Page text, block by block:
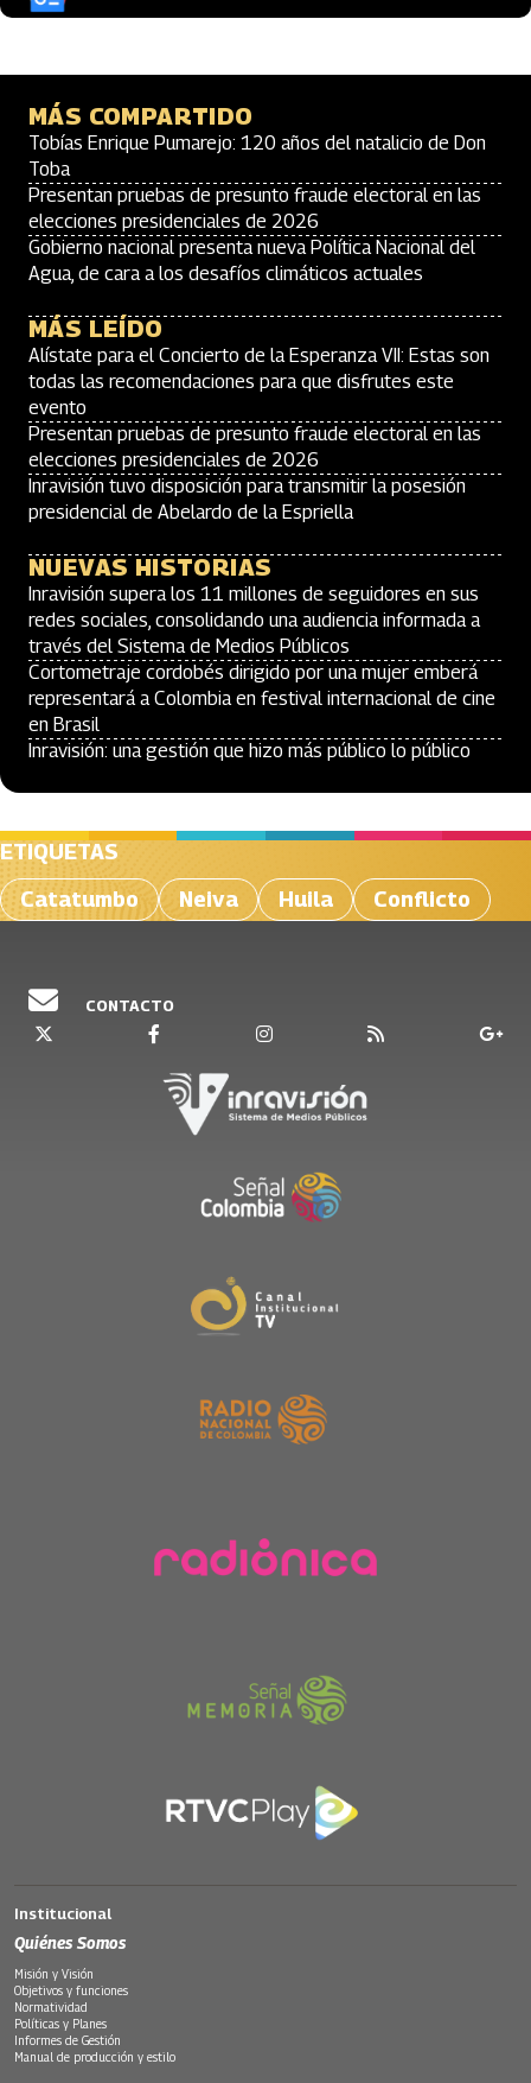
MÁS COMPARTIDO
Tobías Enrique Pumarejo: 120 años del natalicio de Don
Toba
Presentan pruebas de presunto fraude electoral en las
elecciones presidenciales de 2026
Gobierno nacional presenta nueva Política Nacional del
Agua, de cara a los desafíos climáticos actuales
MÁS LEÍDO
Alístate para el Concierto de la Esperanza VII: Estas son
todas las recomendaciones para que disfrutes este
evento
Presentan pruebas de presunto fraude electoral en las
elecciones presidenciales de 2026
Inravisión tuvo disposición para transmitir la posesión
presidencial de Abelardo de la Espriella
NUEVAS HISTORIAS
Inravisión supera los 11 millones de seguidores en sus
redes sociales, consolidando una audiencia informada a
través del Sistema de Medios Públicos
Cortometraje cordobés dirigido por una mujer emberá
representará a Colombia en festival internacional de cine
en Brasil
Inravisión: una gestión que hizo más público lo público
ETIQUETAS
Catatumbo
Neiva Huila Conflicto
CONTACTO
Institucional
Quiénes Somos
Misión y Visión
Objetivos y funciones
Normatividad
Políticas y Planes
Informes de Gestión
Manual de producción y estilo